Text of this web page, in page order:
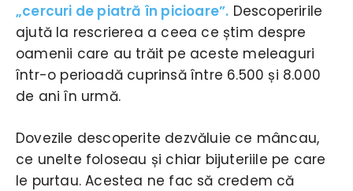
„cercuri de piatră în picioare”. Descoperirile
ajută la rescrierea a ceea ce știm despre
oamenii care au trăit pe aceste meleaguri
într-o perioadă cuprinsă între 6.500 și 8.000
de ani în urmă.
Dovezile descoperite dezvăluie ce mâncau,
ce unelte foloseau și chiar bijuteriile pe care
le purtau. Acestea ne fac să credem că